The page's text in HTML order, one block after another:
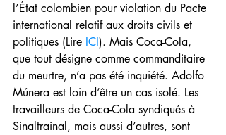
l’État colombien pour violation du Pacte
international relatif aux droits civils et
politiques (Lire ICI). Mais Coca-Cola,
que tout désigne comme commanditaire
du meurtre, n’a pas été inquiété. Adolfo
Múnera est loin d’être un cas isolé. Les
travailleurs de Coca-Cola syndiqués à
Sinaltrainal, mais aussi d’autres, sont